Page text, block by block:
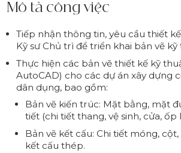
Mô tả công việc
Tiếp nhận thông tin, yêu cầu thiết
Kỹ sư Chủ trì để triển khai bản vẽ kỹ
Thực hiện các bản vẽ thiết kế kỹ
AutoCAD) cho các dự án xây dựng
dân dụng, bao gồm:
Bản vẽ kiến trúc: Mặt bằng, mặt
tiết (chi tiết thang, vệ sinh, cửa, ốp
Bản vẽ kết cấu: Chi tiết móng,
kết cấu thép.